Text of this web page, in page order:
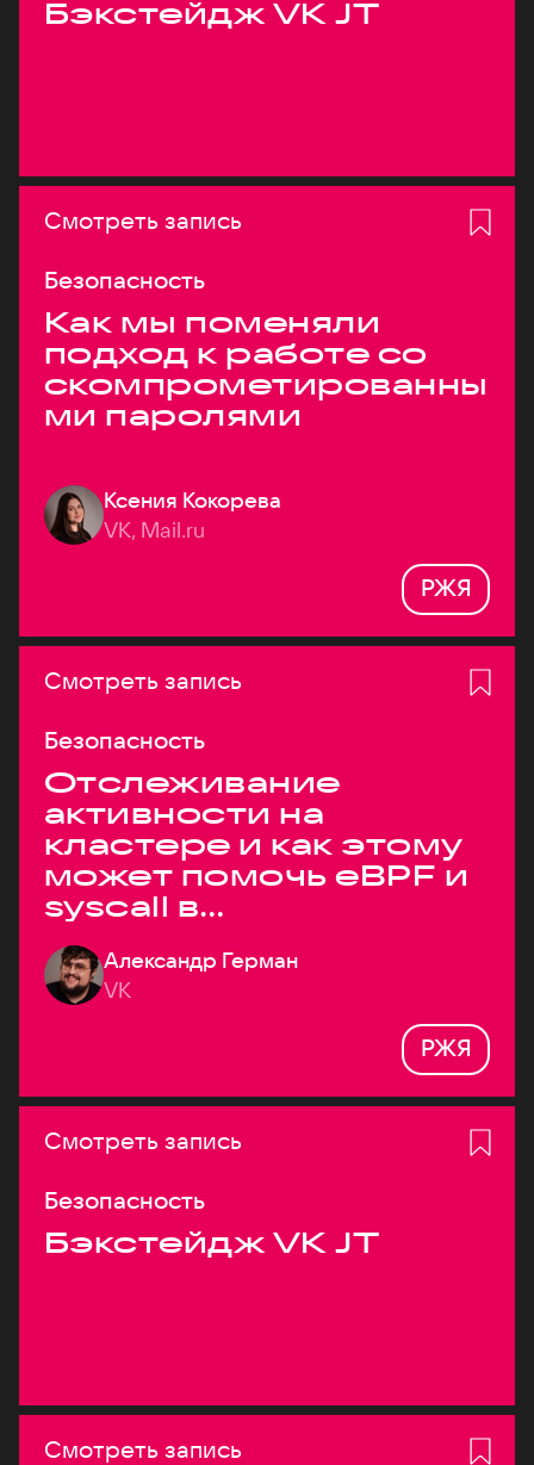
Бэкстейдж VK JT
Смотреть запись
Безопасность
Как мы поменяли
подход к работе со
скомпрометированны
ми паролями
Ксения Кокорева
VK, Mail.ru
РЖЯ
Смотреть запись
Безопасность
Отслеживание
активности на
кластере и как этому
может помочь eBPF и
syscall в
высоконагруженных
системах
Александр Герман
VK
РЖЯ
Смотреть запись
Безопасность
Бэкстейдж VK JT
Смотреть запись